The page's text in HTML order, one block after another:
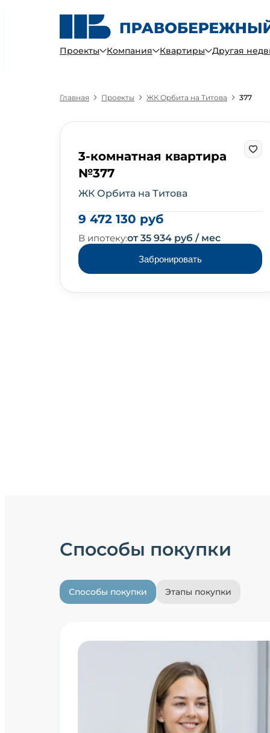
Проекты Компания Квартиры Другая
Главная Проекты ЖК Орбита на Титова 377
3-комнатная квартира
№377
ЖК Орбита на Титова
9 472 130 руб
В ипотеку:от 35 934 руб / мес
Забронировать
Способы покупки
Способы покупки Этапы покупки